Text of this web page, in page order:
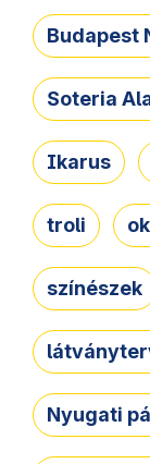
Budapest
Soteria
Ikarus
troli
színészek
Nyugati